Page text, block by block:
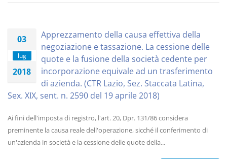
03
lug
2018
Apprezzamento della causa effettiva della
negoziazione e tassazione. La cessione delle
quote e la fusione della società cedente per
incorporazione equivale ad un trasferimento
di azienda. (CTR Lazio, Sez. Staccata Latina,
Sex. XIX, sent. n. 2590 del 19 aprile 2018)
Ai fini dell'imposta di registro, l'art. 20, Dpr. 131/86 considera
preminente la causa reale dell'operazione, sicché il conferimento di
un'azienda in società e la cessione delle quote della...